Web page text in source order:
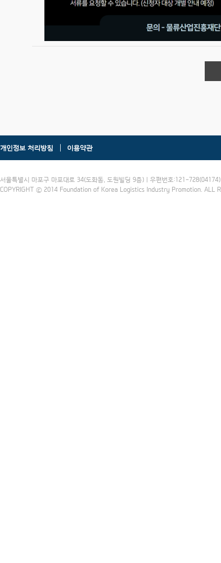
개인정보 처리방침 이용약관
서울특별시 마포구 마포대로 34(도화동, 도원빌딩 9층) | 우편번호:121-
COPYRIGHT ⓒ 2014 Foundation of Korea Logistics Industry Promotion. ALL